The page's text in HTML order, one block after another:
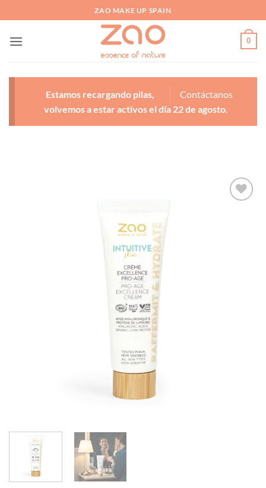
al
contenido
ZAO MAKE UP SPAIN
0
Contáctanos
Estamos recargando pilas,
volvemos a estar activos el día 22 de agosto.